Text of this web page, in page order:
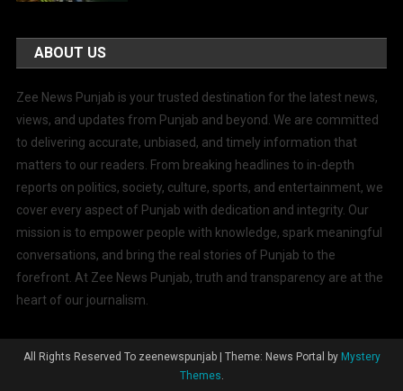
ABOUT US
Zee News Punjab is your trusted destination for the latest news,
views, and updates from Punjab and beyond. We are committed
to delivering accurate, unbiased, and timely information that
matters to our readers. From breaking headlines to in-depth
reports on politics, society, culture, sports, and entertainment, we
cover every aspect of Punjab with dedication and integrity. Our
mission is to empower people with knowledge, spark meaningful
conversations, and bring the real stories of Punjab to the
forefront. At Zee News Punjab, truth and transparency are at the
heart of our journalism.
All Rights Reserved To zeenewspunjab Theme: News Portal by Mystery
Themes.